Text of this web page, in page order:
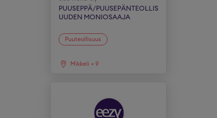
PUUSEPPÄ/PUUSEPÄNTEOLLIS
UUDEN MONIOSAAJA
Puuteollisuus
Mikkeli + 9